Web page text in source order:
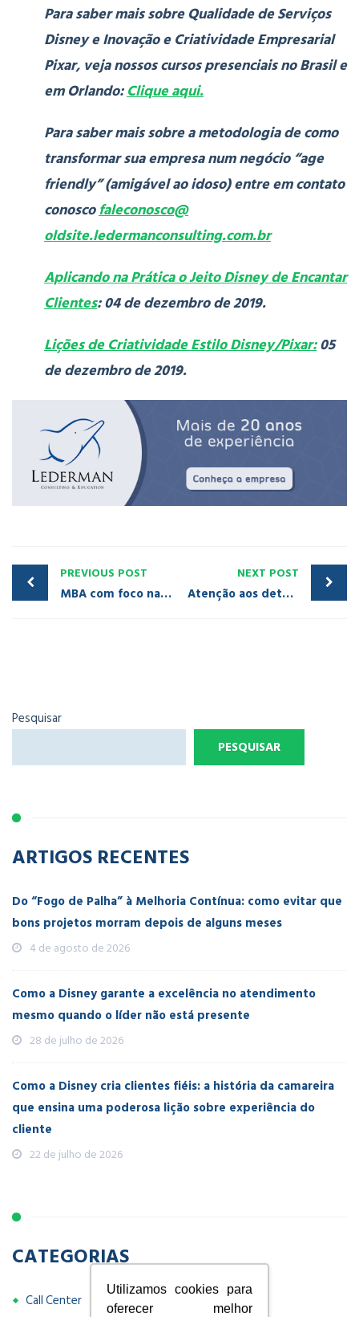
Utilizamos cookies para
oferecer melhor
Para saber mais sobre Qualidade de Serviços
Disney e Inovação e Criatividade Empresarial
Pixar, veja nossos cursos presenciais no Brasil e
em Orlando:Clique aqui.
Para saber mais sobre a metodologia de como
transformar sua empresa num negócio “age
friendly” (amigável ao idoso) entre em contato
conoscofaleconosco@
oldsite.ledermanconsulting.com.br
Aplicando na Prática o Jeito Disney de Encantar
Clientes: 04 de dezembro de 2019.
Lições de Criatividade Estilo Disney/Pixar:05
de dezembro de 2019.
PREVIOUS POST
MBA com foco na metodologia Disney presencial em São Paulo e ao vivo à distância para todo o Brasil
NEXT POST
Atenção aos detalhes: lição do Curso Orlando 2019
Pesquisar
PESQUISAR
ARTIGOS RECENTES
Do “Fogo de Palha” à Melhoria Contínua: como evitar que
bons projetos morram depois de alguns meses
4 de agosto de 2026
Como a Disney garante a excelência no atendimento
mesmo quando o líder não está presente
28 de julho de 2026
Como a Disney cria clientes fiéis: a história da camareira
que ensina uma poderosa lição sobre experiência do
cliente
22 de julho de 2026
CATEGORIAS
Call Center